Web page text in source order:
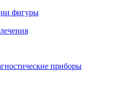
фигуры
приборы